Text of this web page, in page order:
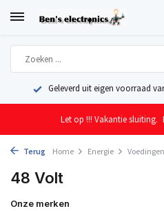
Geleverd uit eigen voorraad
Let op !!! Vakantie sluiting.
Terug Home Energie
48 Volt
Onze merken